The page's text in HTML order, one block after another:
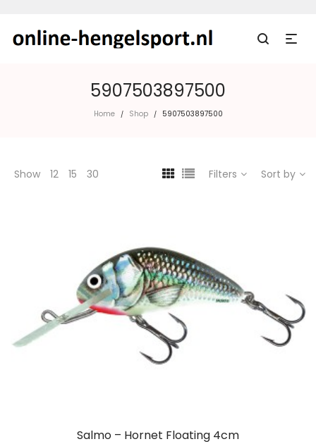
5907503897500
Home / Shop / 5907503897500
Show 12 15 30 Filters Sort by
Salmo – Hornet Floating 4cm